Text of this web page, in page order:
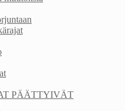
PÄÄTTYIVÄT